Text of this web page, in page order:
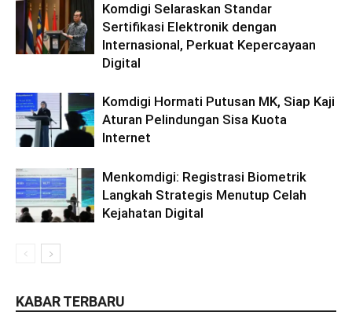
Komdigi Selaraskan Standar
Sertifikasi Elektronik dengan
Internasional, Perkuat Kepercayaan
Digital
Komdigi Hormati Putusan MK, Siap Kaji
Aturan Pelindungan Sisa Kuota
Internet
Menkomdigi: Registrasi Biometrik
Langkah Strategis Menutup Celah
Kejahatan Digital
KABAR TERBARU